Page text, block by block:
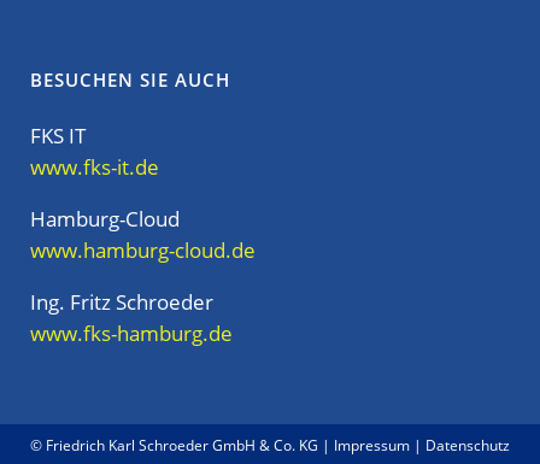
BESUCHEN SIE AUCH
FKS IT
www.fks-it.de
Hamburg-Cloud
www.hamburg-cloud.de
Ing. Fritz Schroeder
www.fks-hamburg.de
© Friedrich Karl Schroeder GmbH & Co. KG | Impressum | Datenschutz